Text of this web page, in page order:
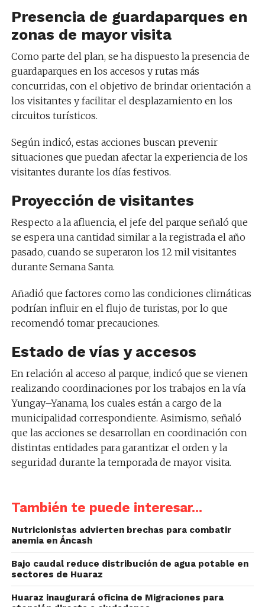
Presencia de guardaparques en
zonas de mayor visita
Como parte del plan, se ha dispuesto la presencia de
guardaparques en los accesos y rutas más
concurridas, con el objetivo de brindar orientación a
los visitantes y facilitar el desplazamiento en los
circuitos turísticos.
Según indicó, estas acciones buscan prevenir
situaciones que puedan afectar la experiencia de los
visitantes durante los días festivos.
Proyección de visitantes
Respecto a la afluencia, el jefe del parque señaló que
se espera una cantidad similar a la registrada el año
pasado, cuando se superaron los 12 mil visitantes
durante Semana Santa.
Añadió que factores como las condiciones climáticas
podrían influir en el flujo de turistas, por lo que
recomendó tomar precauciones.
Estado de vías y accesos
En relación al acceso al parque, indicó que se vienen
realizando coordinaciones por los trabajos en la vía
Yungay–Yanama, los cuales están a cargo de la
municipalidad correspondiente. Asimismo, señaló
que las acciones se desarrollan en coordinación con
distintas entidades para garantizar el orden y la
seguridad durante la temporada de mayor visita.
También te puede interesar...
Nutricionistas advierten brechas para combatir
anemia en Áncash
Bajo caudal reduce distribución de agua potable en
sectores de Huaraz
Huaraz inaugurará oficina de Migraciones para